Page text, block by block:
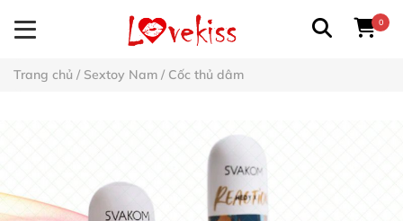
0
Trang chủ / Sextoy Nam / Cốc thủ dâm